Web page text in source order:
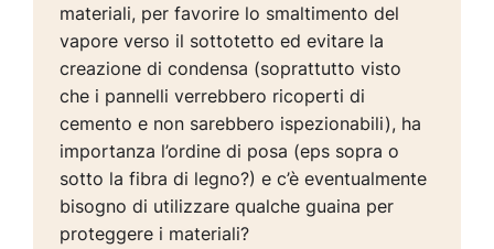
materiali, per favorire lo smaltimento del
vapore verso il sottotetto ed evitare la
creazione di condensa (soprattutto visto
che i pannelli verrebbero ricoperti di
cemento e non sarebbero ispezionabili), ha
importanza l’ordine di posa (eps sopra o
sotto la fibra di legno?) e c’è eventualmente
bisogno di utilizzare qualche guaina per
proteggere i materiali?